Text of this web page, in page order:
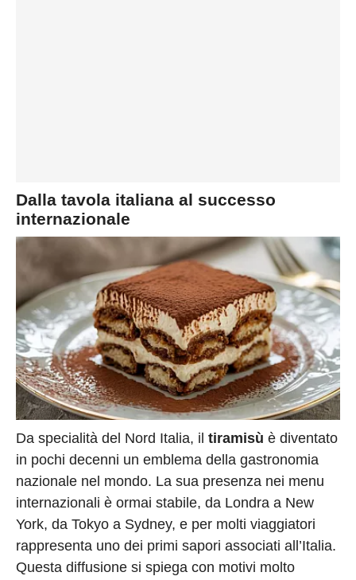
Dalla tavola italiana al successo
internazionale
Da specialità del Nord Italia, il tiramisù è diventato
in pochi decenni un emblema della gastronomia
nazionale nel mondo. La sua presenza nei menu
internazionali è ormai stabile, da Londra a New
York, da Tokyo a Sydney, e per molti viaggiatori
rappresenta uno dei primi sapori associati all’Italia.
Questa diffusione si spiega con motivi molto